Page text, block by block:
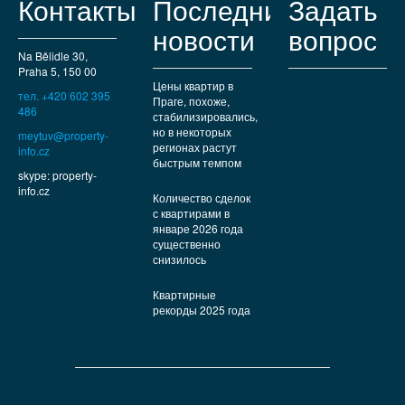
Контакты
Na Bělidle 30,
Praha 5, 150 00
тел. +420 602 395
486
meytuv@property-
info.cz
skype: property-
info.cz
Последние
новости
Цены квартир в
Праге, похоже,
стабилизировались,
но в некоторых
регионах растут
быстрым темпом
Количество сделок
с квартирами в
январе 2026 года
существенно
снизилось
Квартирные
рекорды 2025 года
Задать
вопрос